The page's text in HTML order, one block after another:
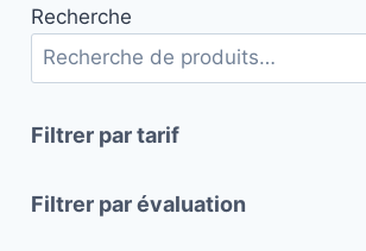
variations.
Les
options
être
sur
Recherche
Filtrer par tarif
Filtrer par évaluation